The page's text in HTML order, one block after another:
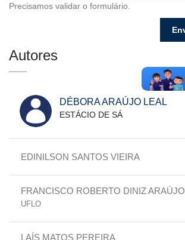
Precisamos validar o formulário.
Autores
DÉBORA ARAÚJO LEAL
ESTÁCIO DE SÁ
EDINILSON SANTOS VIEIRA
FRANCISCO ROBERTO DINIZ ARAÚJO
UFLO
LAÍS MATOS PEREIRA